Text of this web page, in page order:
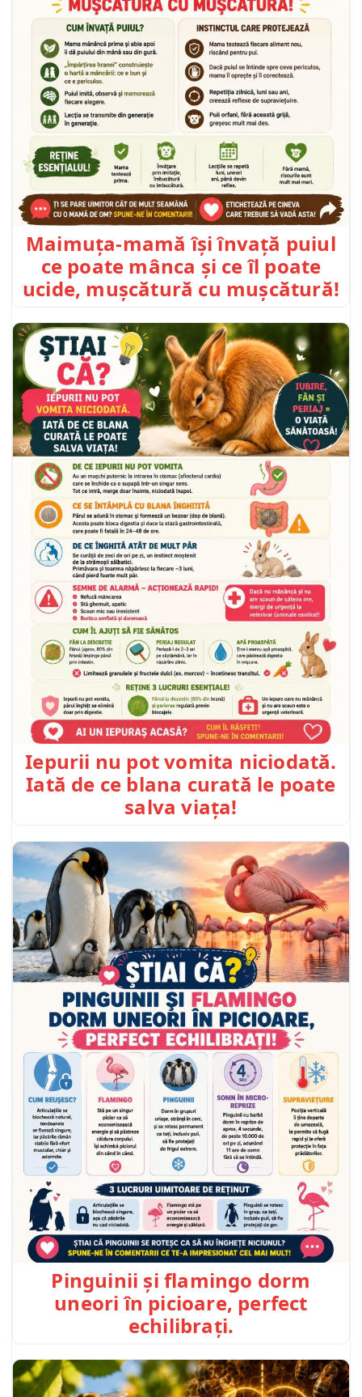
Maimuța-mamă își învață puiul
ce poate mânca și ce îl poate
ucide, mușcătură cu mușcătură!
Iepurii nu pot vomita niciodată.
Iată de ce blana curată le poate
salva viața!
Pinguinii și flamingo dorm
uneori în picioare, perfect
echilibrați.